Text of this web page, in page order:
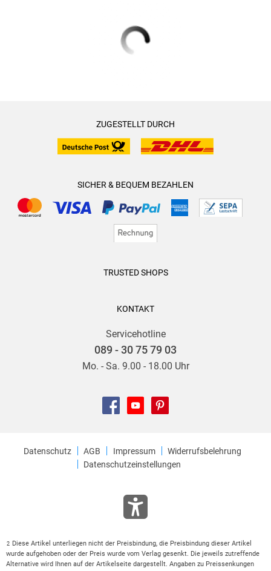
ZUGESTELLT DURCH
SICHER & BEQUEM BEZAHLEN
TRUSTED SHOPS
KONTAKT
Servicehotline
089 - 30 75 79 03
Mo. - Sa. 9.00 - 18.00 Uhr
Datenschutz AGB Impressum
Widerrufsbelehrung
Datenschutzeinstellungen
2 Diese Artikel unterliegen nicht der Preisbindung, die Preisbindung dieser Artikel
wurde aufgehoben oder der Preis wurde vom Verlag gesenkt. Die jeweils zutreffende
Alternative wird Ihnen auf der Artikelseite dargestellt. Angaben zu Preissenkungen